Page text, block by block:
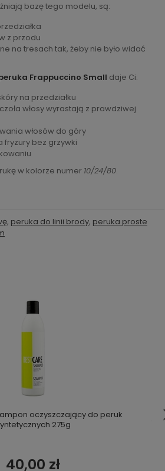
bazę tego modelu, są:
z przodu
na tresach tak, żeby nie było widać
Frappuccino Small daje Ci:
na przedziałku
włosy wyrastają z prawdziwej
włosów do góry
fryzury bez grzywki
w kolorze numer 10/24/80.
, peruka do linii brody, peruka proste
oczyszczający do peruk
275g
40,00 zł